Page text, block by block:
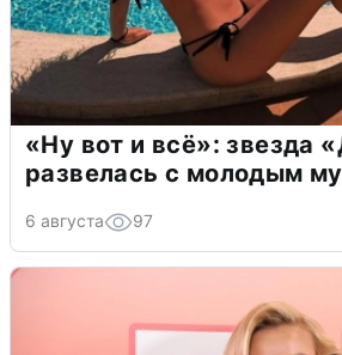
«Ну вот и всё»: звезда
развелась с молодым
6 августа 97